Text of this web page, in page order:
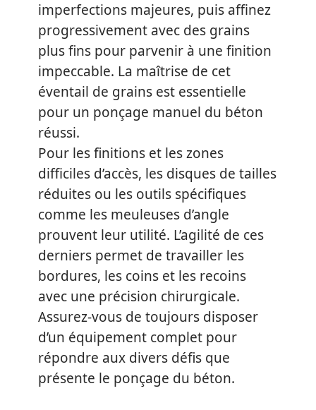
imperfections majeures, puis affinez
progressivement avec des grains
plus fins pour parvenir à une finition
impeccable. La maîtrise de cet
éventail de grains est essentielle
pour un ponçage manuel du béton
réussi.
Pour les finitions et les zones
difficiles d’accès, les disques de tailles
réduites ou les outils spécifiques
comme les meuleuses d’angle
prouvent leur utilité. L’agilité de ces
derniers permet de travailler les
bordures, les coins et les recoins
avec une précision chirurgicale.
Assurez-vous de toujours disposer
d’un équipement complet pour
répondre aux divers défis que
présente le ponçage du béton.